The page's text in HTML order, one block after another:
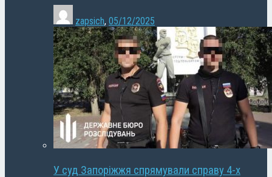
zapsich, 05/12/2025
У суд Запоріжжя спрямували справу 4-х